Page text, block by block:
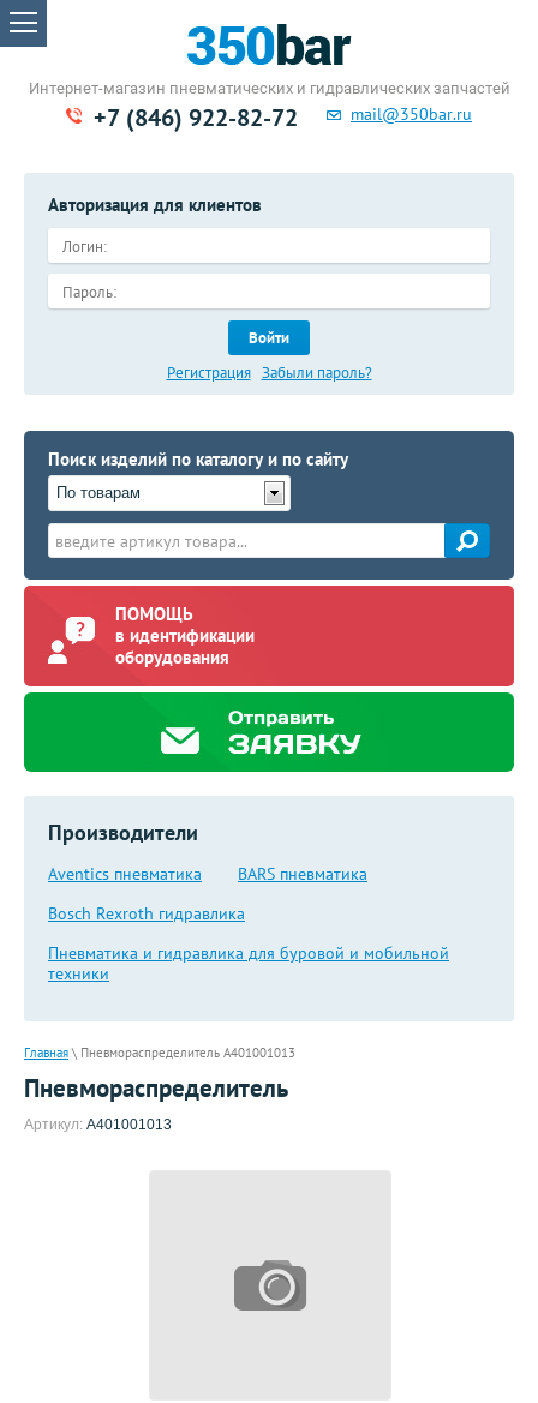
Интернет-магазин пневматическихи гидравлических запчастей
+7 (846) 922-82-72 mail@350bar.ru
Авторизация для клиентов
Войти
Регистрация Забыли пароль?
Поиск изделий по каталогу и по сайту
По товарам
ПОМОЩЬ
в идентификации
оборудования
Производители
Aventics пневматика
BARS пневматика
Bosch Rexroth гидравлика
Пневматика и гидравлика для буровой и мобильной
техники
Главная\ Пневмораспределитель A401001013
Пневмораспределитель
Артикул: A401001013